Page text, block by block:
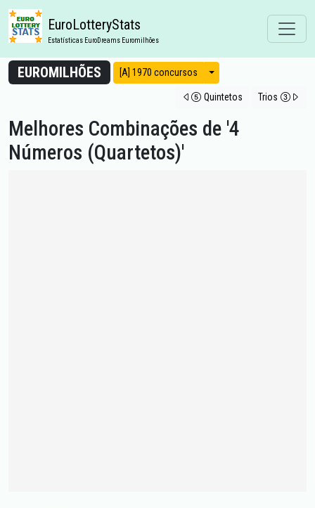
EuroLotteryStats
Estatísticas EuroDreams Euromilhões
EUROMILHÕES [A] 1970 concursos Modos de vista
Quintetos Trios
Melhores Combinações de '4
Números (Quartetos)'